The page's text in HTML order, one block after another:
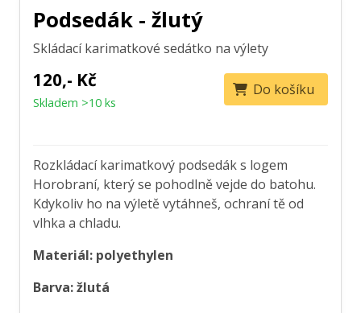
Podsedák - žlutý
Skládací karimatkové sedátko na výlety
120,- Kč
Skladem >10 ks
Do košíku
Rozkládací karimatkový podsedák s logem
Horobraní, který se pohodlně vejde do batohu.
Kdykoliv ho na výletě vytáhneš, ochraní tě od
vlhka a chladu.
Materiál: polyethylen
Barva: žlutá